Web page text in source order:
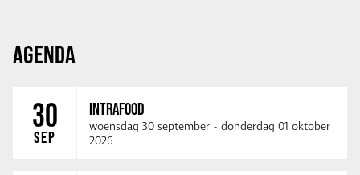
AGENDA
30
SEP
INTRAFOOD
woensdag 30 september - donderdag 01 oktober
2026